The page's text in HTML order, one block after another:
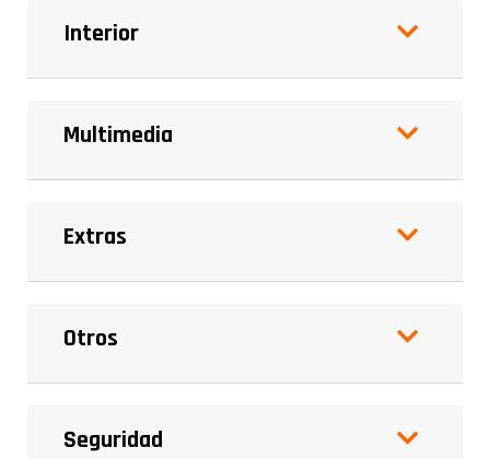
Interior
Multimedia
Extras
Otros
Seguridad